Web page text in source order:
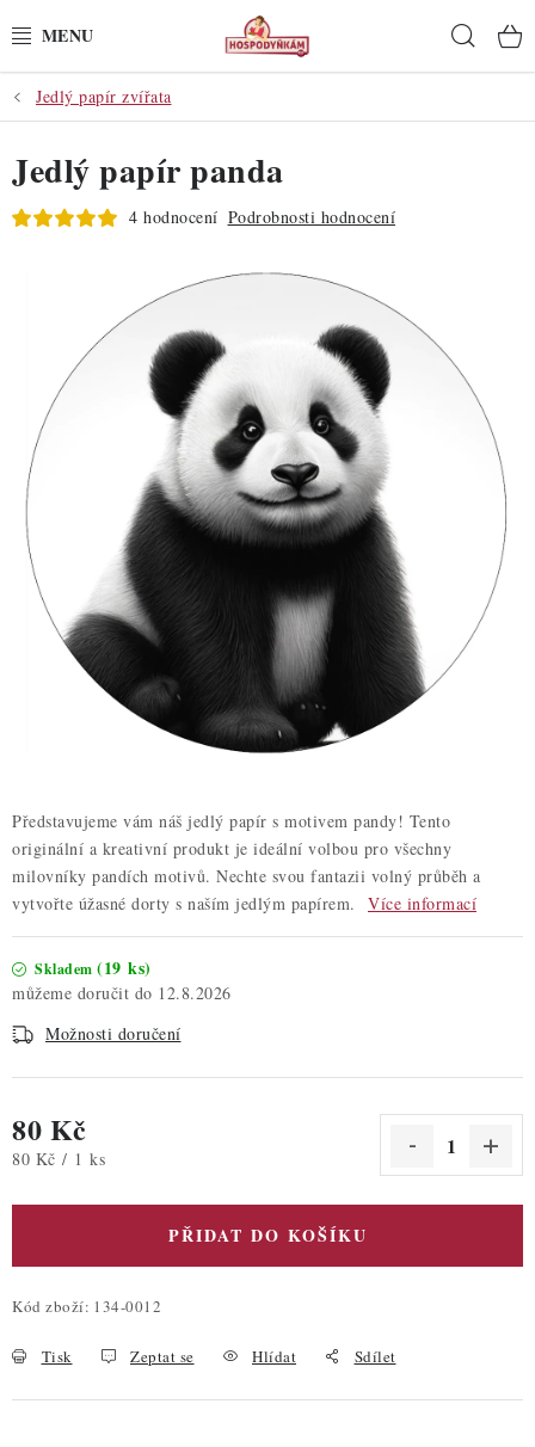
na
POTŘEBY
POMŮCKY
SUROVINY
PRO OSLAVY
DO KUCHYNĚ
POCHUTINY
ZDRAVÉ PEČENÍ
DÁRKOVÉ POUKAZY
TÉMATICKÉ PRODUKTY
PROFI BALENÍ
ZNAČKY
Nepřevzetí zásilky na dobírku
Obchodní podmínky
Podmínky ochrany osobních údajů
Jedlý papír zvířata
Představujeme vám náš jedlý papír s motivem pandy! Tento
originální a kreativní produkt je ideální volbou pro všechny
milovníky pandích motivů. Nechte svou fantazii volný průběh a
vytvořte úžasné dorty s naším jedlým papírem.
Více informací
Skladem (19 ks)
12.8.2026
Možnosti doručení
80 Kč
Měrná cena:
80 Kč / 1 ks
PŘIDAT DO KOŠÍKU
Kód zboží: 134-0012
Tisk Zeptat se Hlídat Sdílet
Jedlý papír panda
4 hodnocení Podrobnosti hodnocení